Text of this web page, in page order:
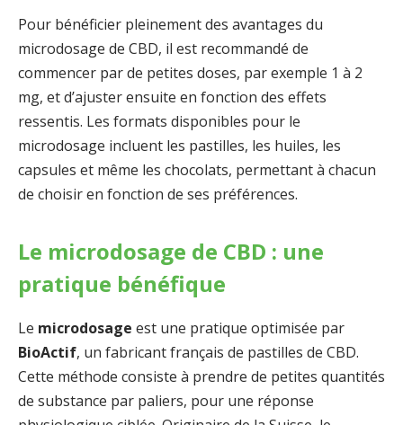
Pour bénéficier pleinement des avantages du
microdosage de CBD, il est recommandé de
commencer par de petites doses, par exemple 1 à 2
mg, et d’ajuster ensuite en fonction des effets
ressentis. Les formats disponibles pour le
microdosage incluent les pastilles, les huiles, les
capsules et même les chocolats, permettant à chacun
de choisir en fonction de ses préférences.
Le microdosage de CBD : une
pratique bénéfique
Le microdosage est une pratique optimisée par
BioActif, un fabricant français de pastilles de CBD.
Cette méthode consiste à prendre de petites quantités
de substance par paliers, pour une réponse